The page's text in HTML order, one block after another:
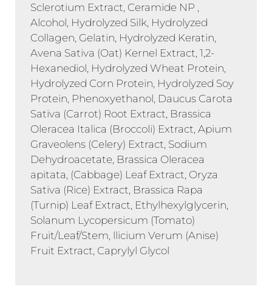
Sclerotium Extract, Ceramide NP ,
Alcohol, Hydrolyzed Silk, Hydrolyzed
Collagen, Gelatin, Hydrolyzed Keratin,
Avena Sativa (Oat) Kernel Extract, 1,2-
Hexanediol, Hydrolyzed Wheat Protein,
Hydrolyzed Corn Protein, Hydrolyzed Soy
Protein, Phenoxyethanol, Daucus Carota
Sativa (Carrot) Root Extract, Brassica
Oleracea Italica (Broccoli) Extract, Apium
Graveolens (Celery) Extract, Sodium
Dehydroacetate, Brassica Oleracea
apitata, (Cabbage) Leaf Extract, Oryza
Sativa (Rice) Extract, Brassica Rapa
(Turnip) Leaf Extract, Ethylhexylglycerin,
Solanum Lycopersicum (Tomato)
Fruit/Leaf/Stem, llicium Verum (Anise)
Fruit Extract, Caprylyl Glycol